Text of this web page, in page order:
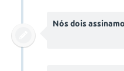
Nós dois